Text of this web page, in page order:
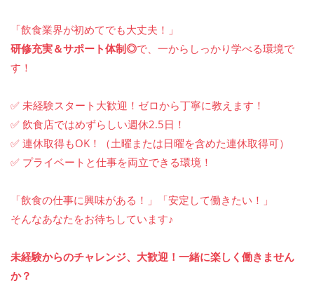
「飲食業界が初めてでも大丈夫！」
研修充実＆サポート体制◎で、一からしっかり学べる環境で
す！
✅ 未経験スタート大歓迎！ゼロから丁寧に教えます！
✅ 飲食店ではめずらしい週休2.5日！
✅ 連休取得もOK！（土曜または日曜を含めた連休取得可）
✅ プライベートと仕事を両立できる環境！
「飲食の仕事に興味がある！」「安定して働きたい！」
そんなあなたをお待ちしています♪
未経験からのチャレンジ、大歓迎！一緒に楽しく働きません
か？